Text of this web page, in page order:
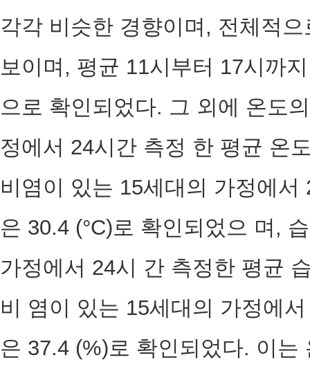
각각 비슷한 경향이며, 전체적
보이며, 평균 11시부터 17시까
으로 확인되었다. 그 외에 온도
정에서 24시간 측정 한 평균 온
비염이 있는 15세대의 가정에
은 30.4 (°C)로 확인되었으 며,
가정에서 24시 간 측정한 평균
비 염이 있는 15세대의 가정에
은 37.4 (%)로 확인되었다. 이